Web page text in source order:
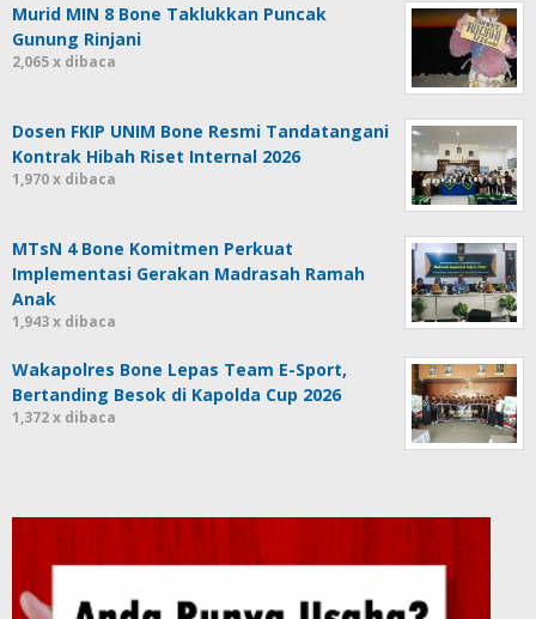
Murid MIN 8 Bone Taklukkan Puncak
Gunung Rinjani
2,065 x dibaca
Dosen FKIP UNIM Bone Resmi Tandatangani
Kontrak Hibah Riset Internal 2026
1,970 x dibaca
MTsN 4 Bone Komitmen Perkuat
Implementasi Gerakan Madrasah Ramah
Anak
1,943 x dibaca
Wakapolres Bone Lepas Team E-Sport,
Bertanding Besok di Kapolda Cup 2026
1,372 x dibaca